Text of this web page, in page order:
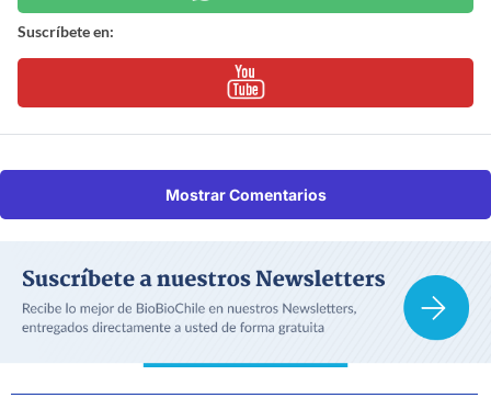
Suscríbete en:
Mostrar Comentarios